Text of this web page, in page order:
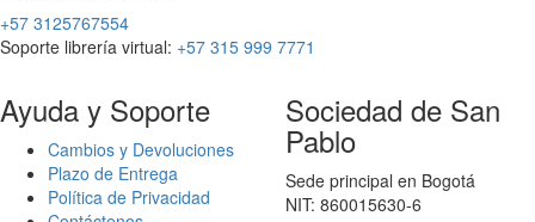
+57 3125767554
Soporte librería virtual: +57 315 999 7771
Ayuda y Soporte
Cambios y Devoluciones
Plazo de Entrega
Política de Privacidad
Sociedad de San
Pablo
Sede principal en Bogotá
NIT: 860015630-6